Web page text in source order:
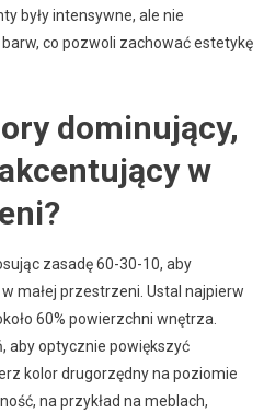
były intensywne, ale nie
co pozwoli zachować estetykę
dominujący,
w
zasadę 60-30-10, aby
małej przestrzeni. Ustal najpierw
60% powierzchni wnętrza.
aby optycznie powiększyć
kolor drugorzędny na poziomie
na przykład na meblach,